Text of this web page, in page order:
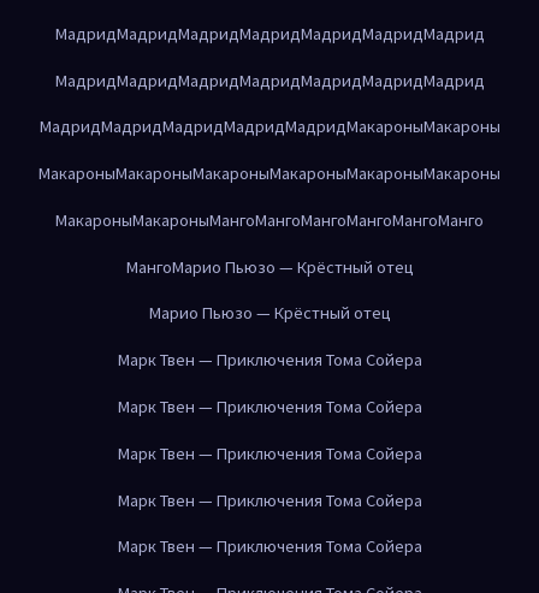
МадридМадридМадридМадридМадридМадридМадрид
МадридМадридМадридМадридМадридМадридМадрид
МадридМадридМадридМадридМадридМакароныМакароны
МакароныМакароныМакароныМакароныМакароныМакароны
МакароныМакароныМангоМангоМангоМангоМангоМанго
МангоМарио Пьюзо — Крёстный отец
Марио Пьюзо — Крёстный отец
Марк Твен — Приключения Тома Сойера
Марк Твен — Приключения Тома Сойера
Марк Твен — Приключения Тома Сойера
Марк Твен — Приключения Тома Сойера
Марк Твен — Приключения Тома Сойера